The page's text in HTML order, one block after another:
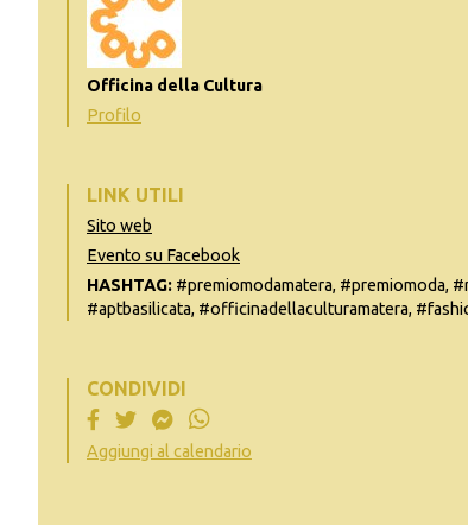
Officina della Cultura
Profilo
LINK UTILI
Sito web
Evento su Facebook
HASHTAG: #premiomodamatera, #premiomoda,
#aptbasilicata, #officinadellaculturamatera,
CONDIVIDI
Aggiungi al calendario